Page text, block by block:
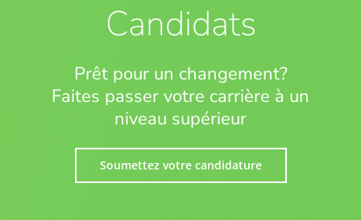
Candidats
Prêt pour un changement?
Faites passer votre carrière à un
niveau supérieur
Soumettez votre candidature